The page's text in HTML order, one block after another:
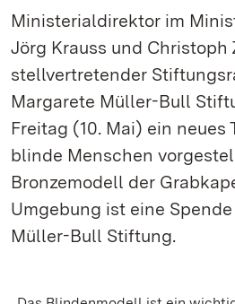
Ministerialdirektor im
Jörg Krauss und Christoph
stellvertretender
Margarete Müller-Bull
Freitag (10. Mai) ein neues
blinde Menschen
Bronzemodell der
Umgebung ist eine
Müller-Bull Stiftung.